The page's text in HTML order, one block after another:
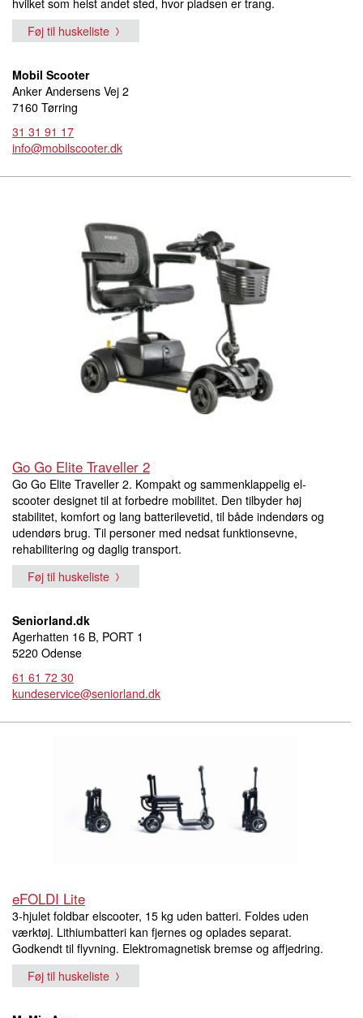
Føj til huskeliste
Mobil Scooter
Anker Andersens Vej 2
7160 Tørring
31 31 91 17
info@mobilscooter.dk
Go Go Elite Traveller 2
Go Go Elite Traveller 2. Kompakt og sammenklappelig el-
scooter designet til at forbedre mobilitet. Den tilbyder høj
stabilitet, komfort og lang batterilevetid, til både indendørs og
udendørs brug. Til personer med nedsat funktionsevne,
rehabilitering og daglig transport.
Føj til huskeliste
Seniorland.dk
Agerhatten 16 B, PORT 1
5220 Odense
61 61 72 30
kundeservice@seniorland.dk
eFOLDI Lite
3-hjulet foldbar elscooter, 15 kg uden batteri. Foldes uden
værktøj. Lithiumbatteri kan fjernes og oplades separat.
Godkendt til flyvning. Elektromagnetisk bremse og affjedring.
Føj til huskeliste